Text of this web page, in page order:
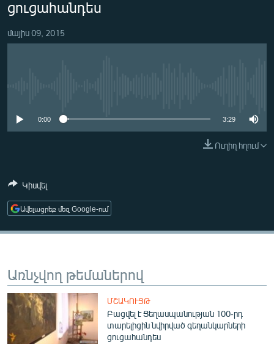
ՏՆՏԵՍՈՒԹՅՈՒՆ
ՂԱՐԱԲԱՂ
ՄՇԱԿՈՒՅԹ
ՏՏ ԵՒ ԻՆՏԵՐՆԵՏ
ԿՈՐՈՆԱՎԻՐՈՒՍ
ԱՐԽԻՎ
ԲԱՆԱՎԵՃ
ՁԳՏԵԼՈՎ ԼԱՎԱԳՈՒՅՆԻՆ
ՓՈԴՔԱՍԹ
ցուցահանդես
մայիս 09, 2015
0:00 3:29
Ուղիղ հղում
Կիսվել
Ավելացրեք մեզ Google-ում
Առնչվող թեմաներով
ՄՇԱԿՈՒՅԹ
Բացվել է Ցեղասպանության 100-րդ
տարելիցին նվիրված գեղանկարների
ցուցահանդես